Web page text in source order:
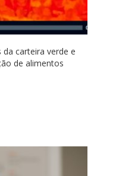
carteira verde e
de alimentos